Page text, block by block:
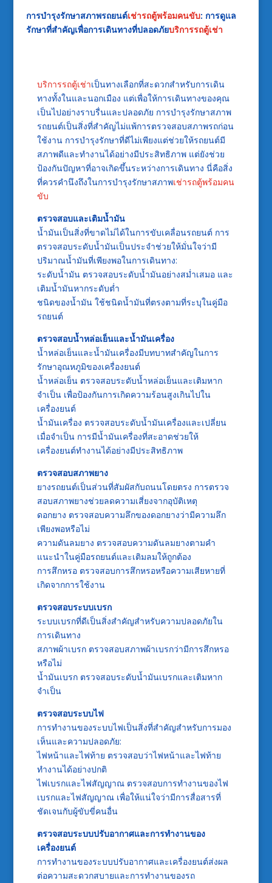
การบำรุงรักษาสภาพรถยนต์เช่ารถตู้พร้อมคนขับ: การดูแล
รักษาที่สำคัญเพื่อการเดินทางที่ปลอดภัยบริการรถตู้เช่า
บริการรถตู้เช่าเป็นทางเลือกที่สะดวกสำหรับการเดิน
ทางทั้งในและนอกเมือง แต่เพื่อให้การเดินทางของคุณ
เป็นไปอย่างราบรื่นและปลอดภัย การบำรุงรักษาสภาพ
รถยนต์เป็นสิ่งที่สำคัญไม่แพ้การตรวจสอบสภาพรถก่อน
ใช้งาน การบำรุงรักษาที่ดีไม่เพียงแต่ช่วยให้รถยนต์มี
สภาพดีและทำงานได้อย่างมีประสิทธิภาพ แต่ยังช่วย
ป้องกันปัญหาที่อาจเกิดขึ้นระหว่างการเดินทาง นี่คือสิ่ง
ที่ควรคำนึงถึงในการบำรุงรักษาสภาพเช่ารถตู้พร้อมคน
ขับ
ตรวจสอบและเติมน้ำมัน
น้ำมันเป็นสิ่งที่ขาดไม่ได้ในการขับเคลื่อนรถยนต์ การ
ตรวจสอบระดับน้ำมันเป็นประจำช่วยให้มั่นใจว่ามี
ปริมาณน้ำมันที่เพียงพอในการเดินทาง:
ระดับน้ำมัน ตรวจสอบระดับน้ำมันอย่างสม่ำเสมอ และ
เติมน้ำมันหากระดับต่ำ
ชนิดของน้ำมัน ใช้ชนิดน้ำมันที่ตรงตามที่ระบุในคู่มือ
รถยนต์
ตรวจสอบน้ำหล่อเย็นและน้ำมันเครื่อง
น้ำหล่อเย็นและน้ำมันเครื่องมีบทบาทสำคัญในการ
รักษาอุณหภูมิของเครื่องยนต์
น้ำหล่อเย็น ตรวจสอบระดับน้ำหล่อเย็นและเติมหาก
จำเป็น เพื่อป้องกันการเกิดความร้อนสูงเกินไปใน
เครื่องยนต์
น้ำมันเครื่อง ตรวจสอบระดับน้ำมันเครื่องและเปลี่ยน
เมื่อจำเป็น การมีน้ำมันเครื่องที่สะอาดช่วยให้
เครื่องยนต์ทำงานได้อย่างมีประสิทธิภาพ
ตรวจสอบสภาพยาง
ยางรถยนต์เป็นส่วนที่สัมผัสกับถนนโดยตรง การตรวจ
สอบสภาพยางช่วยลดความเสี่ยงจากอุบัติเหตุ
ดอกยาง ตรวจสอบความลึกของดอกยางว่ามีความลึก
เพียงพอหรือไม่
ความดันลมยาง ตรวจสอบความดันลมยางตามคำ
แนะนำในคู่มือรถยนต์และเติมลมให้ถูกต้อง
การสึกหรอ ตรวจสอบการสึกหรอหรือความเสียหายที่
เกิดจากการใช้งาน
ตรวจสอบระบบเบรก
ระบบเบรกที่ดีเป็นสิ่งสำคัญสำหรับความปลอดภัยใน
การเดินทาง
สภาพผ้าเบรก ตรวจสอบสภาพผ้าเบรกว่ามีการสึกหรอ
หรือไม่
น้ำมันเบรก ตรวจสอบระดับน้ำมันเบรกและเติมหาก
จำเป็น
ตรวจสอบระบบไฟ
การทำงานของระบบไฟเป็นสิ่งที่สำคัญสำหรับการมอง
เห็นและความปลอดภัย:
ไฟหน้าและไฟท้าย ตรวจสอบว่าไฟหน้าและไฟท้าย
ทำงานได้อย่างปกติ
ไฟเบรกและไฟสัญญาณ ตรวจสอบการทำงานของไฟ
เบรกและไฟสัญญาณ เพื่อให้แน่ใจว่ามีการสื่อสารที่
ชัดเจนกับผู้ขับขี่คนอื่น
ตรวจสอบระบบปรับอากาศและการทำงานของ
เครื่องยนต์
การทำงานของระบบปรับอากาศและเครื่องยนต์ส่งผล
ต่อความสะดวกสบายและการทำงานของรถ